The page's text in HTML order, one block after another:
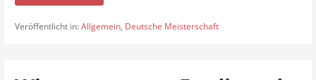
Veröffentlicht in:Allgemein, Deutsche Meisterschaft